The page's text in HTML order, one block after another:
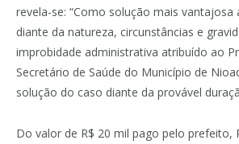
revela-se: “Como solução mais vantajosa
diante da natureza, circunstâncias e
improbidade administrativa atribuído ao
Secretário de Saúde do Município de
solução do caso diante da provável
Do valor de R$ 20 mil pago pelo prefeito,